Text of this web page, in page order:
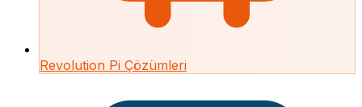
Revolution Pi Çözümleri